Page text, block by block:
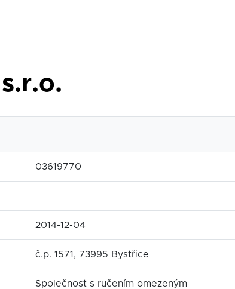
03619770
2014-12-04
č.p. 1571, 73995 Bystřice
Společnost s ručením omezeným